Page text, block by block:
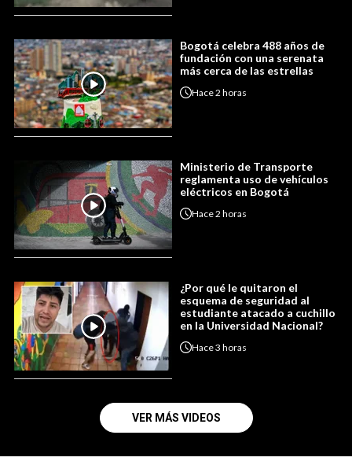
Bogotá celebra 488 años de
fundación con una serenata
más cerca de las estrellas
Hace2 horas
Ministerio de Transporte
reglamenta uso de vehículos
eléctricos en Bogotá
Hace2 horas
¿Por qué le quitaron el
esquema de seguridad al
estudiante atacado a cuchillo
en la Universidad Nacional?
Hace3 horas
VER MÁS VIDEOS